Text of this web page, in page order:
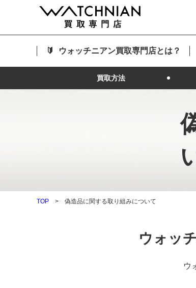
ウォッチニアン買取専門店とは？
買取方法
TOP 偽造品に関する取り組みについて
ウォッ
ウ